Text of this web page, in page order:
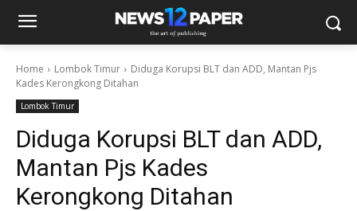
Home Lombok Timur
Diduga Korupsi BLT dan ADD, Mantan Pjs
Kades Kerongkong Ditahan
Lombok Timur
Diduga Korupsi BLT dan ADD,
Mantan Pjs Kades
Kerongkong Ditahan